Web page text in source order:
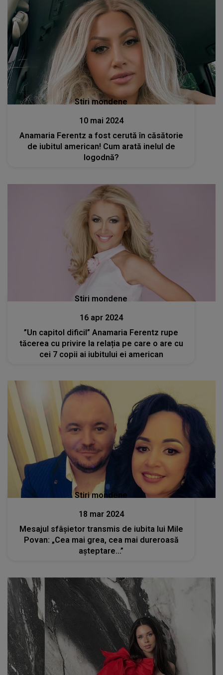
Stiri mondene
10 mai 2024
Anamaria Ferentz a fost cerută în căsătorie
de iubitul american! Cum arată inelul de
logodnă?
Stiri mondene
16 apr 2024
”Un capitol dificil” Anamaria Ferentz rupe
tăcerea cu privire la relația pe care o are cu
cei 7 copii ai iubitului ei american
Stiri mondene
18 mar 2024
Mesajul sfâșietor transmis de iubita lui Mile
Povan: „Cea mai grea, cea mai dureroasă
așteptare...”